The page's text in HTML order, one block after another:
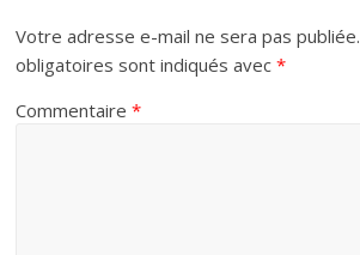
Votre adresse e-mail ne sera pas publiée.
obligatoires sont indiqués avec*
Commentaire*